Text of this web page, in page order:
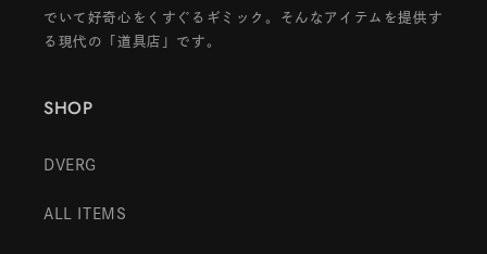
でいて好奇心をくすぐるギミック。そんなアイテムを提供す
る現代の「道具店」です。
SHOP
DVERG
ALL ITEMS